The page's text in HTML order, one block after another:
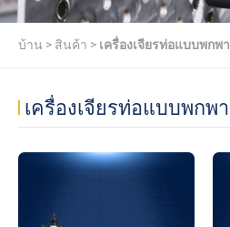
บ้าน > สินค้า > เครื่องเจียรท่อแบบพกพา
เครื่องเจียรท่อแบบพกพา